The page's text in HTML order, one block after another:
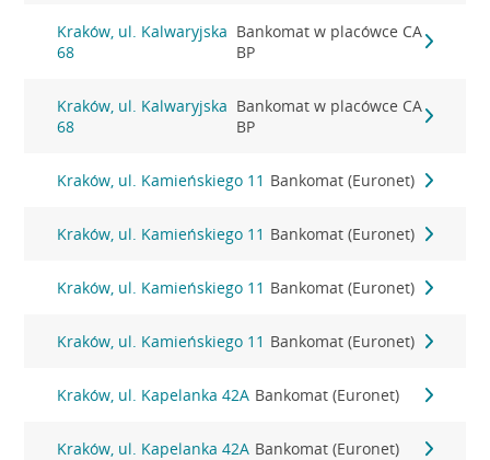
Kraków, ul. Kalwaryjska
68
Bankomat w placówce CA
BP
Kraków, ul. Kalwaryjska
68
Bankomat w placówce CA
BP
Kraków, ul. Kamieńskiego 11 Bankomat (Euronet)
Kraków, ul. Kamieńskiego 11 Bankomat (Euronet)
Kraków, ul. Kamieńskiego 11 Bankomat (Euronet)
Kraków, ul. Kamieńskiego 11 Bankomat (Euronet)
Kraków, ul. Kapelanka 42A Bankomat (Euronet)
Kraków, ul. Kapelanka 42A Bankomat (Euronet)